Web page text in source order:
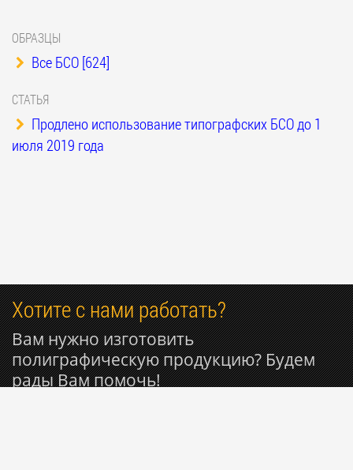
ОБРАЗЦЫ
Все БСО [624]
СТАТЬЯ
Продлено использование типографских БСО до 1
июля 2019 года
Хотите с нами работать?
Вам нужно изготовить
полиграфическую продукцию? Будем
рады Вам помочь!